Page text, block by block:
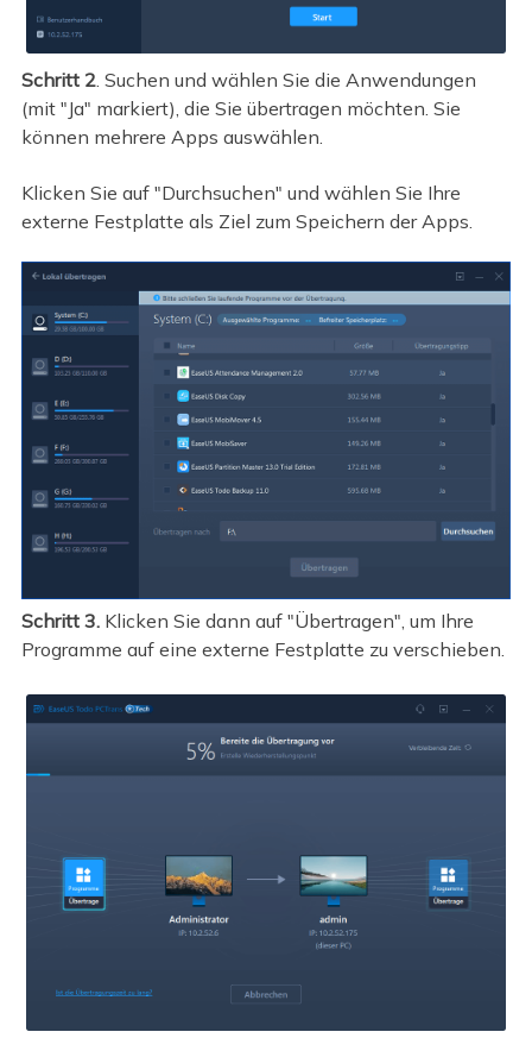
Schritt 2. Suchen und wählen Sie die Anwendungen
(mit "Ja" markiert), die Sie übertragen möchten. Sie
können mehrere Apps auswählen.
Klicken Sie auf "Durchsuchen" und wählen Sie Ihre
externe Festplatte als Ziel zum Speichern der Apps.
Schritt 3.Klicken Sie dann auf "Übertragen", um Ihre
Programme auf eine externe Festplatte zu verschieben.